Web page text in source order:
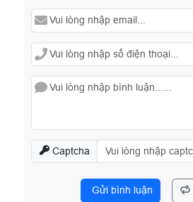
Captcha
Gửi bình luận